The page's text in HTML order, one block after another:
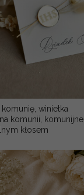
winietka
komunii, komunijne
kłosem